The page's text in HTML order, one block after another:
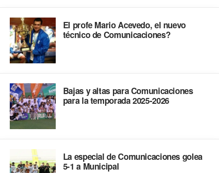
El profe Mario Acevedo, el nuevo
técnico de Comunicaciones?
Bajas y altas para Comunicaciones
para la temporada 2025-2026
La especial de Comunicaciones golea
5-1 a Municipal